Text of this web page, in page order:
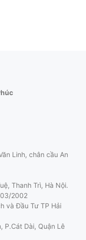
Linh, chân cầu An
Thanh Trì, Hà Nội.
2002
và Đầu Tư TP Hải
P.Cát Dài, Quận Lê